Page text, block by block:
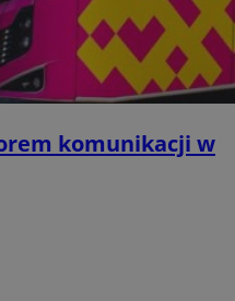
komunikacji w